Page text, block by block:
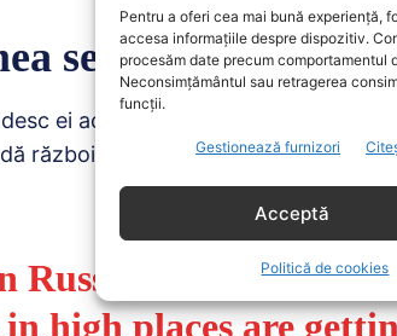
Pentru a oferi cea mai bună experiență,
accesa informațiile despre dispozitiv.
procesăm date precum
Neconsimțământul sau retragerea
funcții.
Gestionează furnizori
Acceptă
Politică de cookies
se va transforma
ei acolo. Celor care le este frică
războiul, să fie umiliţi şi să trădeze
Russia: top
high places are